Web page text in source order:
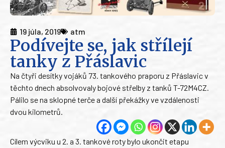
19 júla, 2019 atm
Podívejte se, jak střílejí
tanky z Přáslavic
Na čtyři desítky vojáků 73. tankového praporu z Přáslavic v
těchto dnech absolvovaly bojové střelby z tanků T-72M4CZ.
Pálilo se na sklopné terče a další překážky ve vzdálenosti
dvou kilometrů.
Cílem výcviku u 2. a 3. tankové roty bylo ukončit etapu